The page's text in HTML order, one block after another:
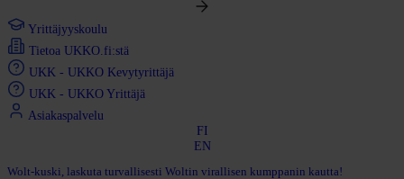
Yrittäjyyskoulu
Tietoa UKKO.fi:stä
UKK - UKKO Kevytyrittäjä
UKK - UKKO Yrittäjä
Asiakaspalvelu
FI
EN
Wolt-kuski, laskuta turvallisesti Woltin virallisen kumppanin kautta!